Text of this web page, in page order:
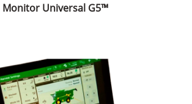
Monitor Universal G5™